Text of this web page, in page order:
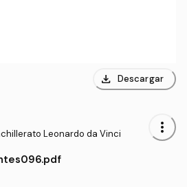
download Descargar
Leonardo da Vinci more_vert